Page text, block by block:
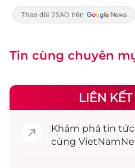
Tin cùng chuyên
LIÊN
Khám phá tin tức
cùng